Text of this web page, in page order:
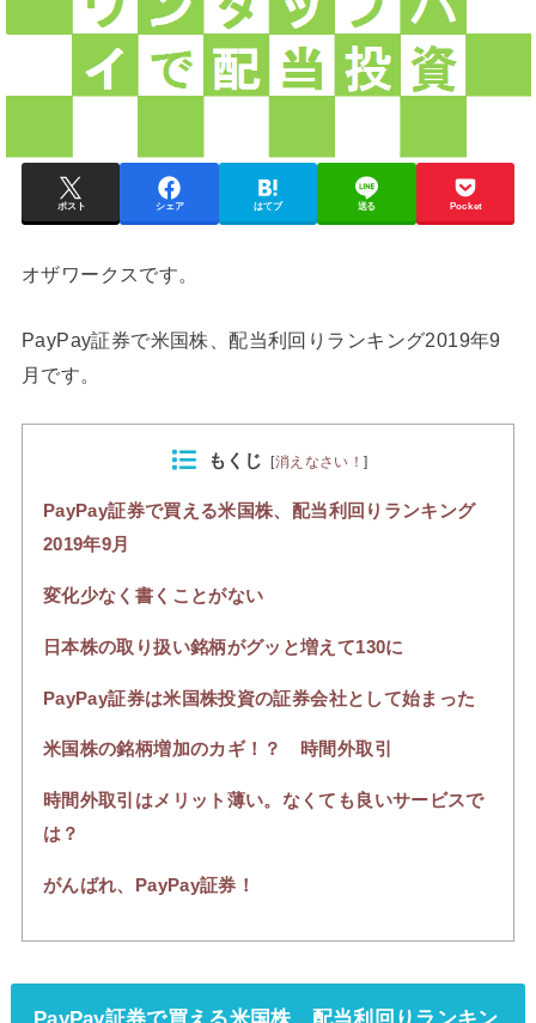
ポスト シェア はてブ 送る Pocket
オザワークスです。
PayPay証券で米国株、配当利回りランキング2019年9
月です。
もくじ [消えなさい！]
PayPay証券で買える米国株、配当利回りランキング
2019年9月
変化少なく書くことがない
日本株の取り扱い銘柄がグッと増えて130に
PayPay証券は米国株投資の証券会社として始まった
米国株の銘柄増加のカギ！？ 時間外取引
時間外取引はメリット薄い。なくても良いサービスで
は？
がんばれ、PayPay証券！